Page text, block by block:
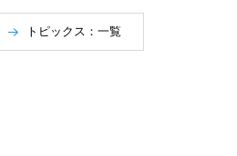
トピックス：一覧